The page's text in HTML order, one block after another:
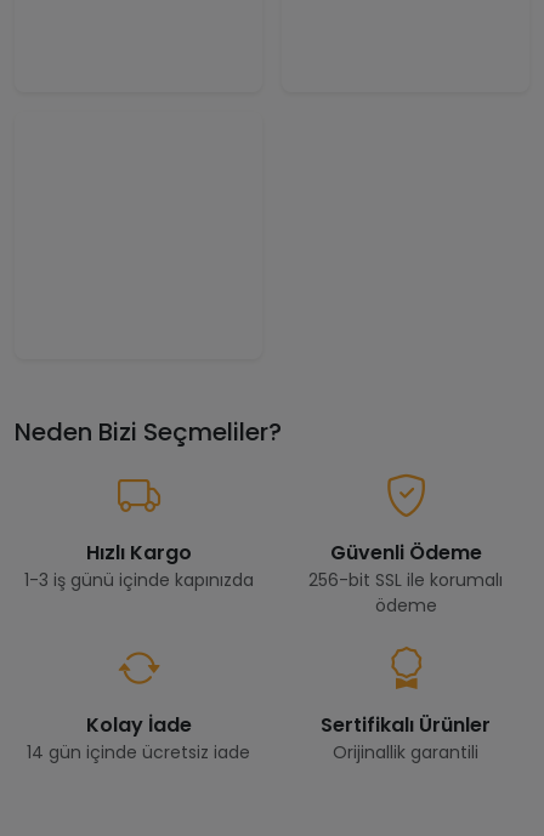
Neden Bizi Seçmeliler?
Hızlı Kargo
1-3 iş günü içinde kapınızda
Güvenli Ödeme
256-bit SSL ile korumalı
ödeme
Kolay İade
14 gün içinde ücretsiz iade
Sertifikalı Ürünler
Orijinallik garantili